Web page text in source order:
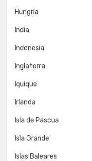
Hungría
India
Indonesia
Inglaterra
Iquique
Irlanda
Isla de Pascua
Isla Grande
Islas Baleares